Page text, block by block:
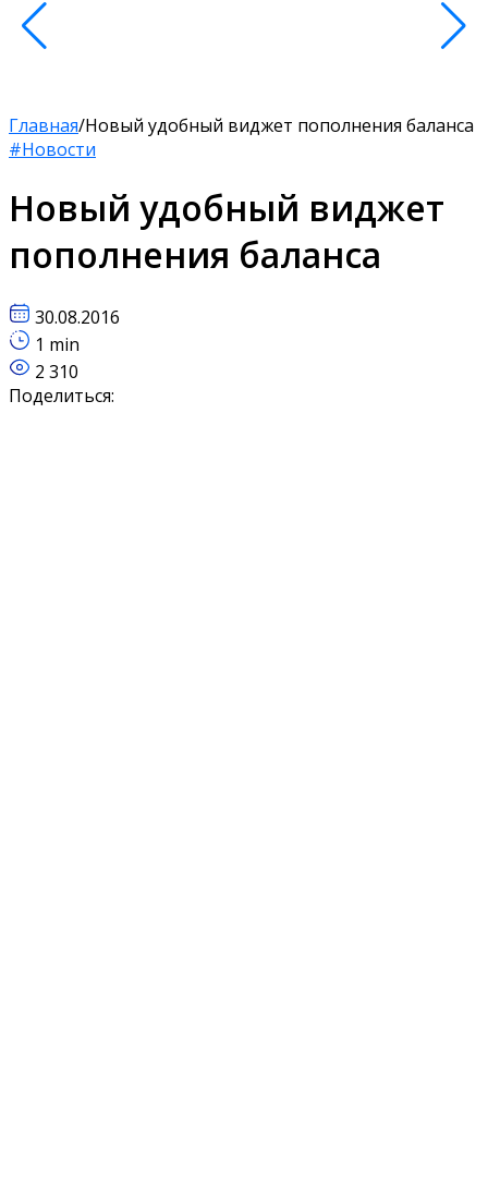
Главная/Новый удобный виджет пополнения баланса
#Новости
Новый удобный виджет
пополнения баланса
30.08.2016
1 min
2 310
Поделиться: